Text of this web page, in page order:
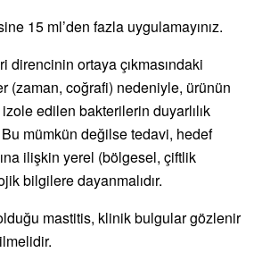
15 ml’den fazla uygulamayınız.
direncinin ortaya çıkmasındaki
(zaman, coğrafi) nedeniyle, ürünün
edilen bakterilerin duyarlılık
Bu mümkün değilse tedavi, hedef
ilişkin yerel (bölgesel, çiftlik
bilgilere dayanmalıdır.
mastitis, klinik bulgular gözlenir